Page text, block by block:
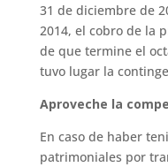
31 de diciembre de
2014, el cobro de la
de que termine el
tuvo lugar la
Aproveche la
En caso de haber
patrimoniales por